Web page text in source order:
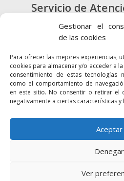
Gestionar el
de las cookies
Para ofrecer las mejores experiencias,
cookies para almacenar y/o acceder a
consentimiento de estas tecnologías
como el comportamiento de
en este sitio. No consentir o retirar el
negativamente a ciertas características y
Aceptar
Denegar
Ver
Servicio de
900
Enlaces
Política de cookies